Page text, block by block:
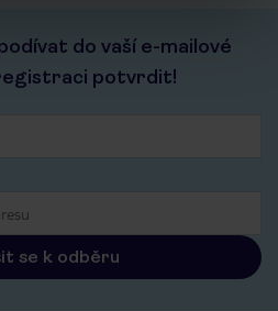
do vaší e-mailové
potvrdit!
se k odběru